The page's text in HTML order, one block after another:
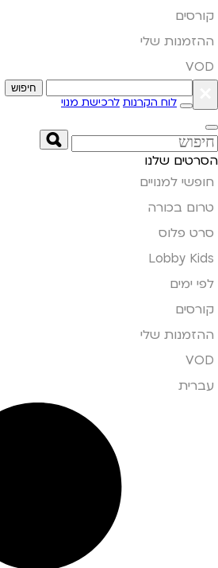
קורסים
ההזמנות שלי
VOD
חיפוש
לוח הקרנות לרכישת מנוי
הסרטים שלנו
חופשי למנויים
טרום בכורה
סרט פלוס
Lobby Kids
לפי ימים
קורסים
ההזמנות שלי
VOD
עברית